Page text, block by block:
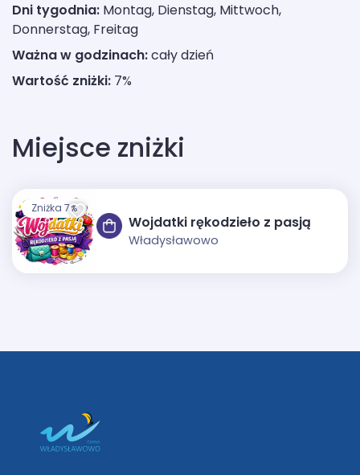
Dni tygodnia: Montag, Dienstag, Mittwoch,
Donnerstag, Freitag
Ważna w godzinach:cały dzień
Wartość zniżki: 7%
Miejsce zniżki
Zniżka 7%
Wojdatki rękodzieło z pasją
Władysławowo